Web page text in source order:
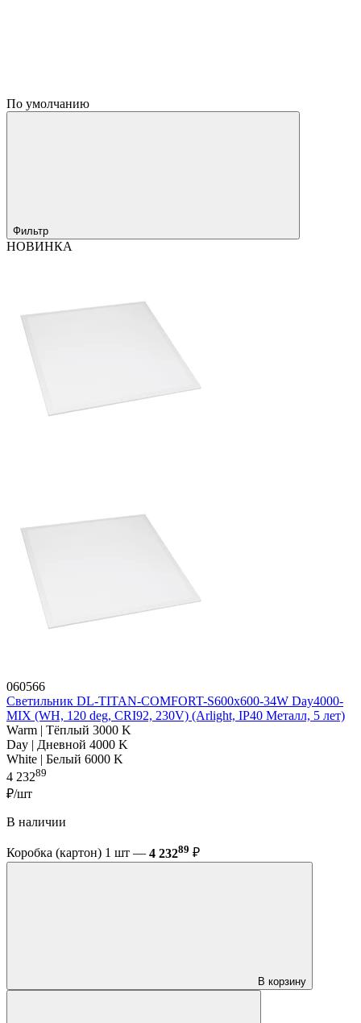
По умолчанию
Фильтр
НОВИНКА
060566
Светильник DL-TITAN-COMFORT-S600x600-34W Day4000-
MIX (WH, 120 deg, CRI92, 230V) (Arlight, IP40 Металл, 5 лет)
Warm | Тёплый 3000 K
Day | Дневной 4000 K
White | Белый 6000 K
4 23289
₽/шт
В наличии
Коробка (картон) 1 шт — 4 23289 ₽
В корзину